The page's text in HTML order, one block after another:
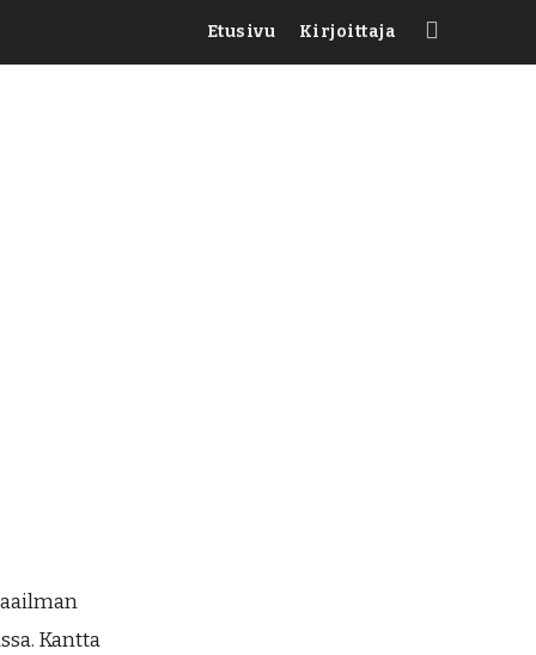
Etusivu Kirjoittaja
Kantta